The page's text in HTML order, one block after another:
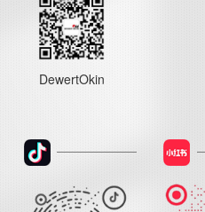
DewertOkin